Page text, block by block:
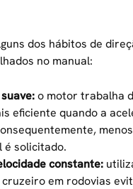
dos hábitos de
no manual:
o motor trabalha
eficiente quando a
menos
é solicitado.
constante:
em rodovias